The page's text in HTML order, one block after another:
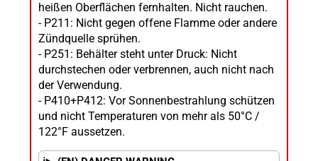
heißen Oberflächen fernhalten. Nicht rauchen.
- P211: Nicht gegen offene Flamme oder andere
Zündquelle sprühen.
- P251: Behälter steht unter Druck: Nicht
durchstechen oder verbrennen, auch nicht nach
der Verwendung.
- P410+P412: Vor Sonnenbestrahlung schützen
und nicht Temperaturen von mehr als 50°C /
122°F aussetzen.